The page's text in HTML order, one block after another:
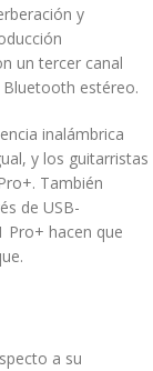
y
un tercer canal
estéreo.
inalámbrica
y los guitarristas
También
de USB-
Pro+ hacen que
a su